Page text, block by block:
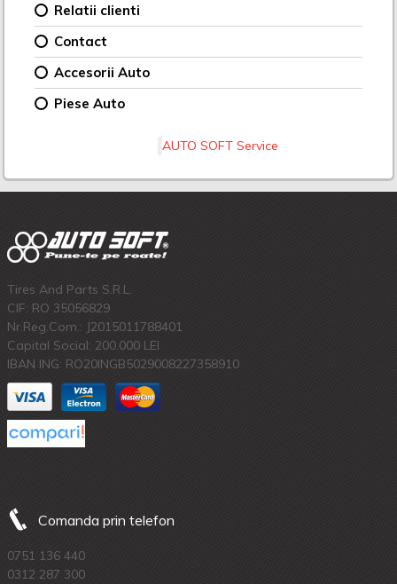
Relatii clienti
Contact
Accesorii Auto
Piese Auto
AUTO SOFT Service
Tires And Parts S.R.L.
CIF: RO 35056829
Nr.Reg.Com.: J2015011788401
Capital Social: 200.000 LEI
IBAN ING: RO20INGB5029008227358910
Comanda prin telefon
0751 136 440
0312 287 300